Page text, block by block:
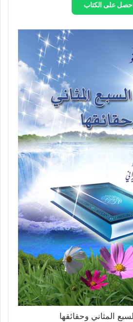
على الكتاب
المثاني وحقائقها